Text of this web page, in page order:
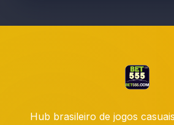
Hub brasileiro de jogos